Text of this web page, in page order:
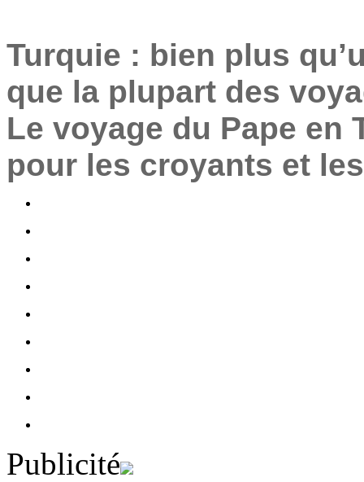
Turquie : bien plus
que la plupart des
Le voyage du Pape en
pour les croyants et
Publicité